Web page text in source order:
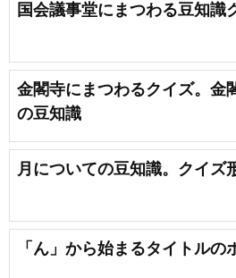
国会議事堂にまつわる豆知識
金閣寺にまつわるクイズ。金
の豆知識
月についての豆知識。クイズ
「ん」から始まるタイトルの